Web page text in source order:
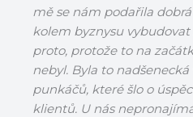
mě se nám podařila
kolem byznysu
proto, protože to na
nebyl. Byla to nadšenecká
punkáčů, které šlo o
klientů. U nás